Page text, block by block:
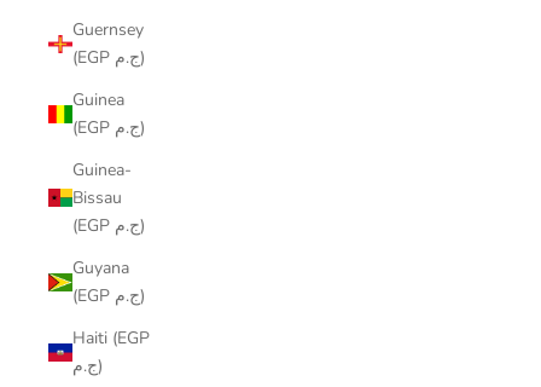
Guernsey
(EGP ج.م)
Guinea
(EGP ج.م)
Guinea-
Bissau
(EGP ج.م)
Guyana
(EGP ج.م)
Haiti (EGP
ج.م)